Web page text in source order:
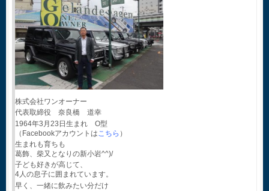
株式会社ワンオーナー
代表取締役 奈良橋 道幸
1964年3月23日生まれ O型
（Facebookアカウントは こちら ）
生まれも育ちも
葛飾、柴又となりの新小岩^^)/
子ども好きが高じて、
4人の息子に囲まれています。
早く、一緒に飲みたい分だけ